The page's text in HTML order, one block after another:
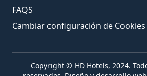
FAQS
Cambiar configuración de Cookies
Copyright © HD Hotels, 2024.